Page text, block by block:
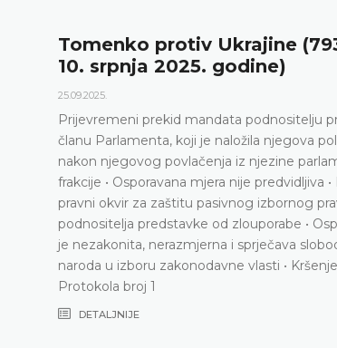
Tomenko protiv Ukrajine
10. srpnja 2025. godine)
25.09.2025.
Prijevremeni prekid mandata podnositelju
članu Parlamenta, koji je naložila njegova
nakon njegovog povlačenja iz njezine
frakcije • Osporavana mjera nije predvidljiva
pravni okvir za zaštitu pasivnog izbornog
podnositelja predstavke od zlouporabe •
je nezakonita, nerazmjerna i sprječava
naroda u izboru zakonodavne vlasti •
Protokola broj 1
DETALJNIJE